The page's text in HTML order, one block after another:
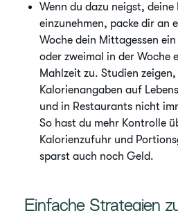
Wenn du dazu neigst,
einzunehmen, packe dir an
Woche dein Mittagessen
oder zweimal in der Woche
Mahlzeit zu. Studien
Kalorienangaben auf
und in Restaurants nicht
So hast du mehr Kontrolle
Kalorienzufuhr und
sparst auch noch Geld.
Einfache Strategien